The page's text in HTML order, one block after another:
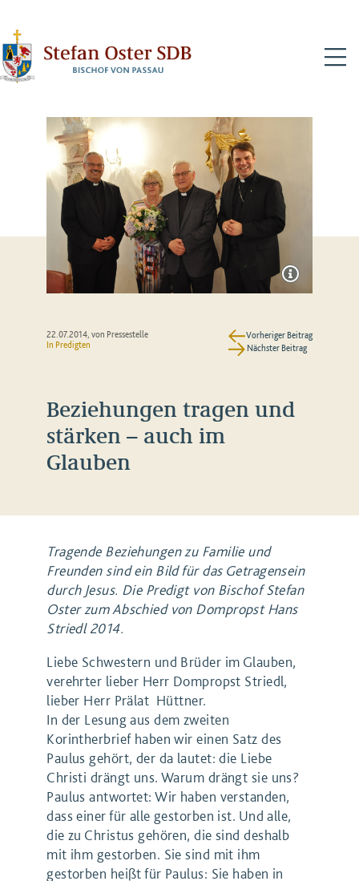
22.07.2014, von Pressestelle
In Predigten
Vorheriger Beitrag
Nächster Beitrag
Beziehungen tragen und
stärken – auch im
Glauben
Tragende Beziehungen zu Familie und
Freunden sind ein Bild für das Getragensein
durch Jesus. Die Predigt von Bischof Stefan
Oster zum Abschied von Dompropst Hans
Striedl 2014.
Liebe Schwestern und Brüder im Glauben,
verehrter lieber Herr Dompropst Striedl,
lieber Herr Prälat Hüttner.
In der Lesung aus dem zweiten
Korintherbrief haben wir einen Satz des
Paulus gehört, der da lautet: die Liebe
Christi drängt uns. Warum drängt sie uns?
Paulus antwortet: Wir haben verstanden,
dass einer für alle gestorben ist. Und alle,
die zu Christus gehören, die sind deshalb
mit ihm gestorben. Sie sind mit ihm
gestorben heißt für Paulus: Sie haben in